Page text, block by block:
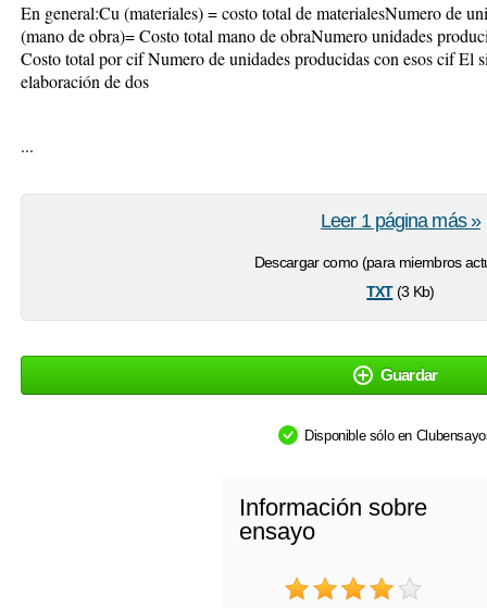
En general:Cu (materiales) = costo total de materialesNumero de
(mano de obra)= Costo total mano de obraNumero unidades
Costo total por cif Numero de unidades producidas con esos cif El
elaboración de dos
...
Descargar como (para miembros
txt(3 Kb)
Leer 1 página más »
Guardar
Disponible sólo en
Información sobre
ensayo